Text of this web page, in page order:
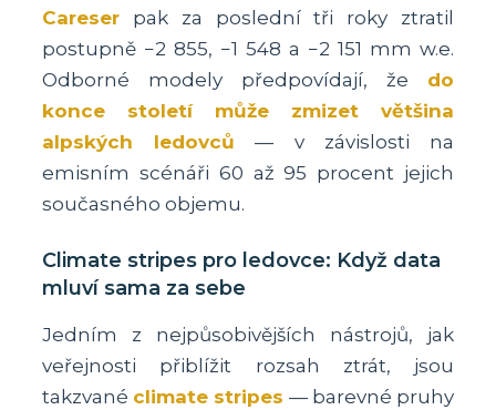
Careser pak za poslední tři roky ztratil
postupně −2 855, −1 548 a −2 151 mm w.e.
Odborné modely předpovídají, že do
konce století může zmizet většina
alpských ledovců — v závislosti na
emisním scénáři 60 až 95 procent jejich
současného objemu.
Climate stripes pro ledovce: Když data
mluví sama za sebe
Jedním z nejpůsobivějších nástrojů, jak
veřejnosti přiblížit rozsah ztrát, jsou
takzvané climate stripes — barevné pruhy